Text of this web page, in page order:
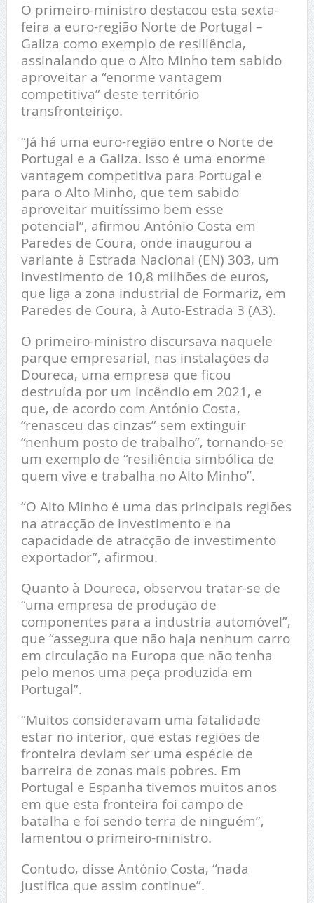
O primeiro-ministro destacou esta sexta-
feira a euro-região Norte de Portugal –
Galiza como exemplo de resiliência,
assinalando que o Alto Minho tem sabido
aproveitar a “enorme vantagem
competitiva” deste território
transfronteiriço.
“Já há uma euro-região entre o Norte de
Portugal e a Galiza. Isso é uma enorme
vantagem competitiva para Portugal e
para o Alto Minho, que tem sabido
aproveitar muitíssimo bem esse
potencial”, afirmou António Costa em
Paredes de Coura, onde inaugurou a
variante à Estrada Nacional (EN) 303, um
investimento de 10,8 milhões de euros,
que liga a zona industrial de Formariz, em
Paredes de Coura, à Auto-Estrada 3 (A3).
O primeiro-ministro discursava naquele
parque empresarial, nas instalações da
Doureca, uma empresa que ficou
destruída por um incêndio em 2021, e
que, de acordo com António Costa,
“renasceu das cinzas” sem extinguir
“nenhum posto de trabalho”, tornando-se
um exemplo de “resiliência simbólica de
quem vive e trabalha no Alto Minho”.
“O Alto Minho é uma das principais regiões
na atracção de investimento e na
capacidade de atracção de investimento
exportador”, afirmou.
Quanto à Doureca, observou tratar-se de
“uma empresa de produção de
componentes para a industria automóvel”,
que “assegura que não haja nenhum carro
em circulação na Europa que não tenha
pelo menos uma peça produzida em
Portugal”.
“Muitos consideravam uma fatalidade
estar no interior, que estas regiões de
fronteira deviam ser uma espécie de
barreira de zonas mais pobres. Em
Portugal e Espanha tivemos muitos anos
em que esta fronteira foi campo de
batalha e foi sendo terra de ninguém”,
lamentou o primeiro-ministro.
Contudo, disse António Costa, “nada
justifica que assim continue”.